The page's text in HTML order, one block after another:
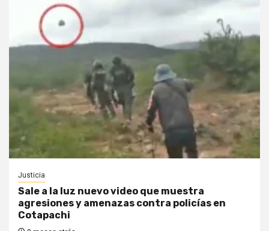
Justicia
Sale a la luz nuevo video que muestra
agresiones y amenazas contra policías en
Cotapachi